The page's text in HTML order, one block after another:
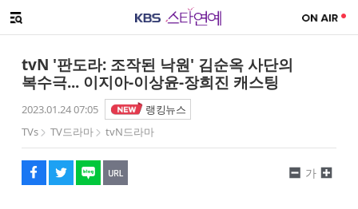
메뉴 열기
tvN '판도라: 조작된 낙원' 김순옥 사단의
복수극... 이지아-이상윤-장희진 캐스팅
2023.01.24 07:05
랭킹뉴스
TVs
TV드라마 tvN드라마
페이스북
트위터
네이버
URL복사
글씨 작게보기
가
글씨 크게보기